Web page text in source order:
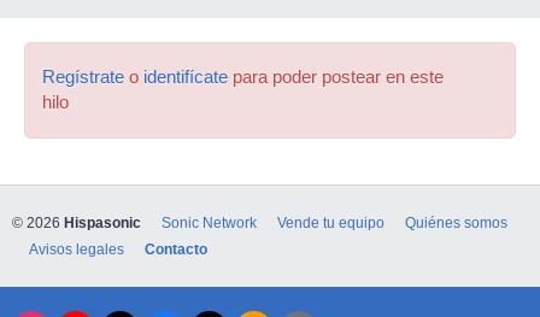
Regístrate o identifícate para poder postear en este
hilo
© 2026 Hispasonic Sonic Network Vende tu equipo
Quiénes somos
Avisos legales
Contacto